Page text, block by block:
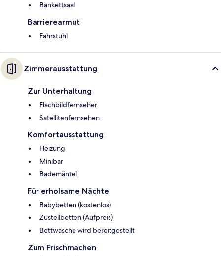
Bankettsaal
Barrierearmut
Fahrstuhl
Zimmerausstattung
Zur Unterhaltung
Flachbildfernseher
Satellitenfernsehen
Komfortausstattung
Heizung
Minibar
Bademäntel
Für erholsame Nächte
Babybetten (kostenlos)
Zustellbetten (Aufpreis)
Bettwäsche wird bereitgestellt
Zum Frischmachen